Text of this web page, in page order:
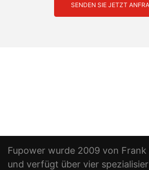
SENDEN SIE JETZT
Fupower wurde 2009 von
und verfügt über vier